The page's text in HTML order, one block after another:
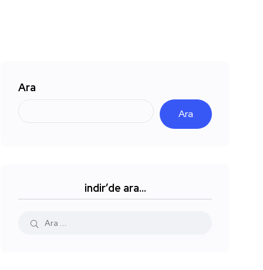
Ara
Ara
indir’de ara…